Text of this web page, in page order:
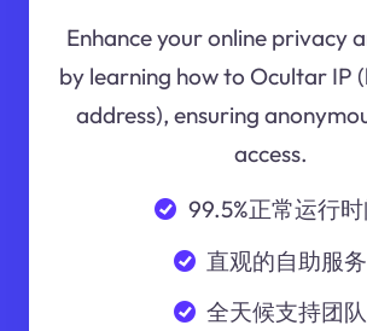
Enhance your online privacy
by learning how to Ocultar IP
address), ensuring
access.
99.5%正常运行
直观的自助服务
全天候支持团队